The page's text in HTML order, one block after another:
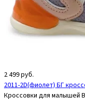
2 499руб.
2011-2D(фиолет) БГ
Кроссовки для малышей